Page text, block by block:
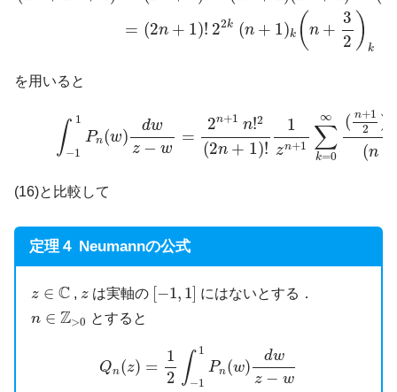
= (2n + 1)! 22k (n + 1)k ( n +
3
2 ) k
を用いると
∫ 1
−1
Pn(w)
dw
z − w
=
2n+1 n!2
(2n + 1)!
1
zn+1
∞
∑
k=0
( n+1
2
)
(n
∑ k = 0
(16)と比較して
定理４ Neumannの公式
z ∈ C
z ∈C , z
z は実軸の [−1, 1]
[ 1 1] にはないとする．
n ∈ Z>0
n ∈Z> とすると
Qn(z) =
1
2 ∫ 1
−1
Pn(w)
dw
z − w
1 z−